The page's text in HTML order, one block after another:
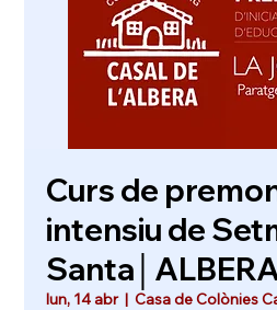
Curs de
intensiu de
lun, 14 abr
  |
Casa de Colònies